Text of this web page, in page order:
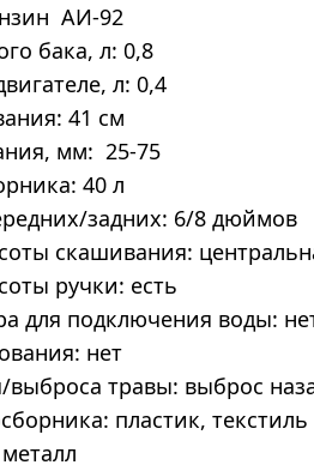
АИ-92
бака, л: 0,8
л: 0,4
41 см
мм: 25-75
40 л
задних: 6/8 дюймов
скашивания:
ручки: есть
для подключения воды:
нет
травы: выброс
пластик, текстиль